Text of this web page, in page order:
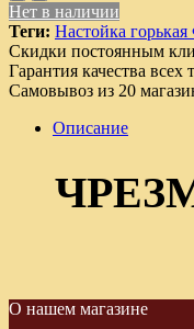
Нет в наличии
Теги: Настойка
Скидки постоянным
Гарантия качества всех
Самовывоз из 20
Описание
О нашем магазине